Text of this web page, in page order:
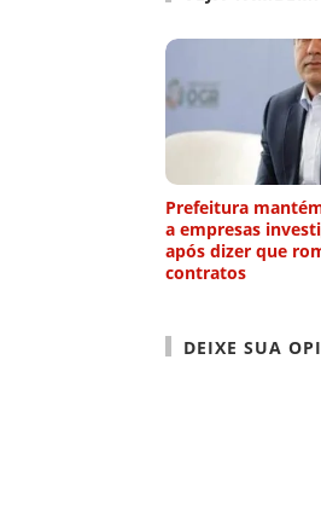
Prefeitura
a empresas
após dizer que
contratos
DEIXE SUA